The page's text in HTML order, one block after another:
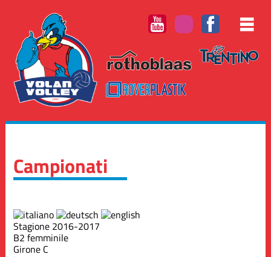
Campionati
Stagione 2016-2017
B2 femminile
Girone C